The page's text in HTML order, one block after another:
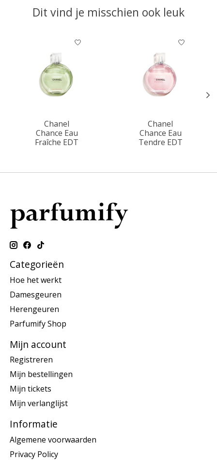
Dit vind je misschien ook leuk
Items van productcarrousel
Chanel
Chance Eau
Fraîche EDT
Chanel
Chance Eau
Tendre EDT
Categorieën
Hoe het werkt
Damesgeuren
Herengeuren
Parfumify Shop
Mijn account
Registreren
Mijn bestellingen
Mijn tickets
Mijn verlanglijst
Informatie
Algemene voorwaarden
Privacy Policy